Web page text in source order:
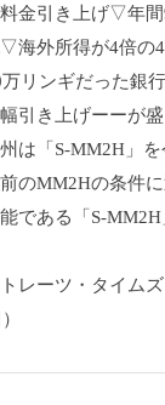
金引き上げ▽年
▽海外所得が4倍の
万リンギだった銀
引き上げーーが
は「S-MM2H」
のMM2Hの条件に
である「S-MM2H
トレーツ・タイム